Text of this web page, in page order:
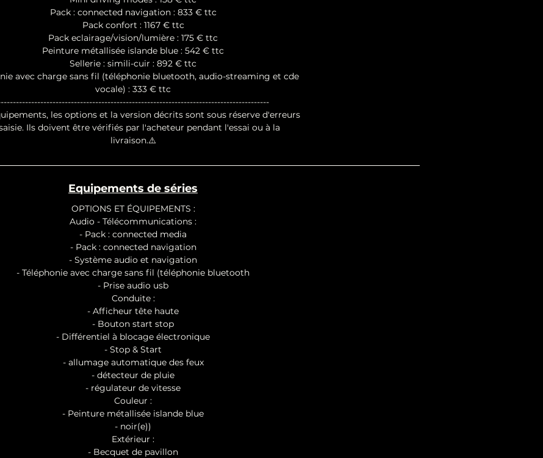
Pack : connected navigation : 833 € ttc
Pack confort : 1167 € ttc
Pack eclairage/vision/lumière : 175 € ttc
Peinture métallisée islande blue : 542 € ttc
Sellerie : simili-cuir : 892 € ttc
avec charge sans fil (téléphonie bluetooth, audio-streaming et cde
vocale) : 333 € ttc
les options et la version décrits sont sous réserve d'erreurs
Ils doivent être vérifiés par l'acheteur pendant l'essai ou à la
livraison.⚠️
Equipements de séries
OPTIONS ET ÉQUIPEMENTS :
Audio - Télécommunications :
- Pack : connected media
- Pack : connected navigation
- Système audio et navigation
- Téléphonie avec charge sans fil (téléphonie bluetooth
- Prise audio usb
Conduite :
- Afficheur tête haute
- Bouton start stop
- Différentiel à blocage électronique
- Stop & Start
- allumage automatique des feux
- détecteur de pluie
- régulateur de vitesse
Couleur :
- Peinture métallisée islande blue
- noir(e))
Extérieur :
- Becquet de pavillon